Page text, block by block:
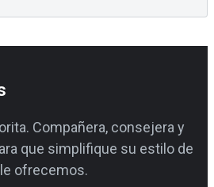
Compañera, consejera y
que simplifique su estilo de
ofrecemos.